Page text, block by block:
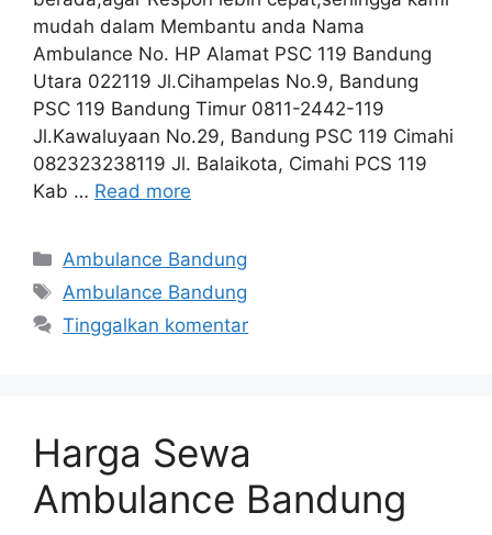
mudah dalam Membantu anda Nama
Ambulance No. HP Alamat PSC 119 Bandung
Utara 022119 Jl.Cihampelas No.9, Bandung
PSC 119 Bandung Timur 0811-2442-119
Jl.Kawaluyaan No.29, Bandung PSC 119 Cimahi
082323238119 Jl. Balaikota, Cimahi PCS 119
Kab … Read more
Kategori
Ambulance Bandung
Tag
Ambulance Bandung
Tinggalkan komentar
Harga Sewa
Ambulance Bandung